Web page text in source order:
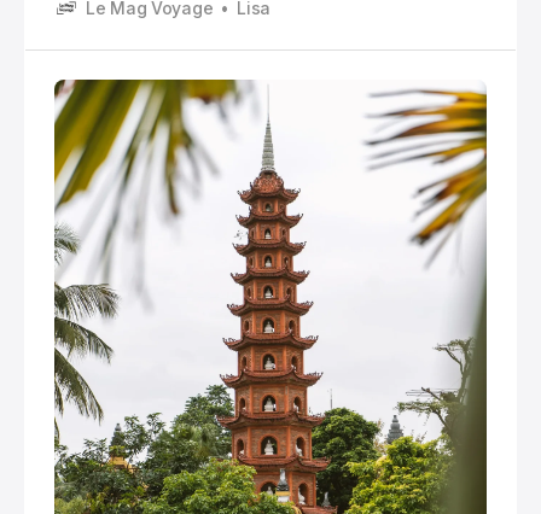
climat tropical règne , mais avec des nuances si
nord pendant que le sud baigne dans une chaleur
constante.
Le Mag Voyage Lisa